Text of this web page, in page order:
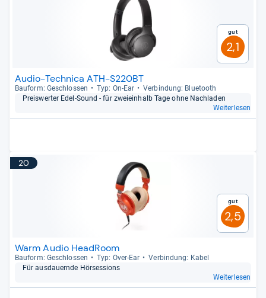
Gut
2,1
Audio-Technica ATH-S220BT
Bau­form: Geschlos­sen Typ: On-​Ear
Ver­bin­dung: Blue­tooth
Preis­wer­ter Edel-​Sound -​ für zwei­ein­halb Tage ohne Nach­la­den
Weiterlesen
20
Gut
2,5
Warm Audio HeadRoom
Bau­form: Geschlos­sen Typ: Over-​Ear
Ver­bin­dung: Kabel
Für aus­dau­ernde Hör­ses­si­ons
Weiterlesen